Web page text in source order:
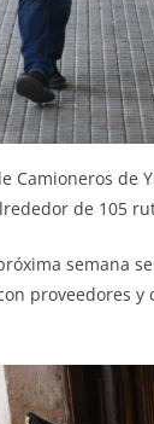
Camioneros de
de 105
semana
proveedores y